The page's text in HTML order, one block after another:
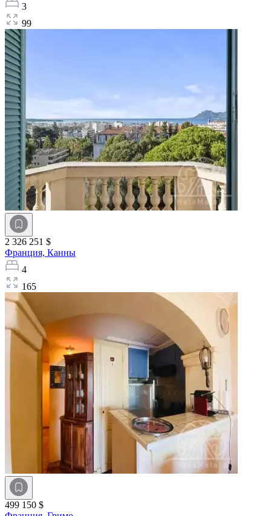
3
99
2 326 251 $
Франция, Канны
4
165
499 150 $